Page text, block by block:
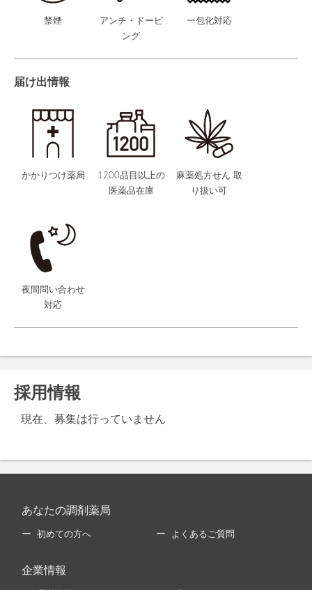
禁煙
アンチ・ドーピ
ング
一包化対応
届け出情報
かかりつけ薬局
1200品目以上の
医薬品在庫
麻薬処方せん 取
り扱い可
夜間問い合わせ
対応
採用情報
現在、募集は行っていません
あなたの調剤薬局
初めての方へ よくあるご質問
企業情報